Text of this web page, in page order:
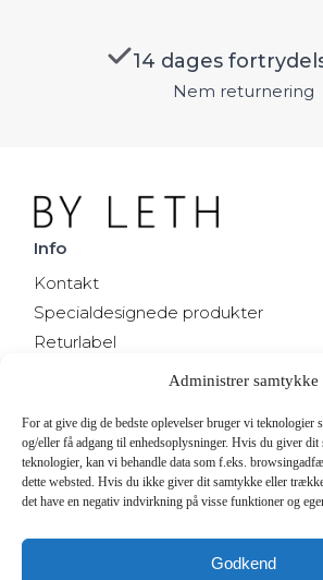
Administrer samtykke
For at give dig de bedste oplevelser bruger vi teknologier
og/eller få adgang til enhedsoplysninger. Hvis du giver dit
teknologier, kan vi behandle data som f.eks.
dette websted. Hvis du ikke giver dit samtykke eller
det have en negativ indvirkning på visse funktioner og
Godkend
14 dages
Nem returnering
Info
Kontakt
Specialdesignede produkter
Returlabel
Handelsbetingelser
Kontakt
Kulsviertoften 11